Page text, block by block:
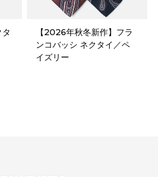
【2026年秋冬新作】フラ
ンコバッシ ネクタイ／ペ
イズリー